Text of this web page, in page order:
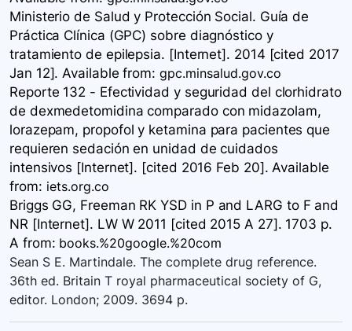
Ministerio de Salud y Protección Social. Guía de
Práctica Clínica (GPC) sobre diagnóstico y
tratamiento de epilepsia. [Internet]. 2014 [cited 2017
Jan 12]. Available from:gpc.minsalud.gov.co
Reporte 132 - Efectividad y seguridad del clorhidrato
de dexmedetomidina comparado con midazolam,
lorazepam, propofol y ketamina para pacientes que
requieren sedación en unidad de cuidados
intensivos [Internet]. [cited 2016 Feb 20]. Available
from: iets.org.co
Briggs GG, Freeman RK YSD in P and LARG to F and
NR [Internet]. LW W 2011 [cited 2015 A 27]. 1703 p.
A from: books.%20google.%20com
Sean S E. Martindale. The complete drug reference.
36th ed. Britain T royal pharmaceutical society of G,
editor. London; 2009. 3694 p.